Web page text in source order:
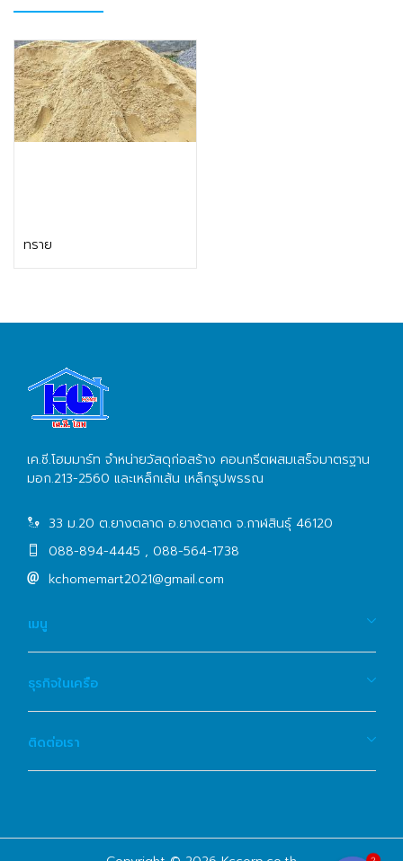
ทราย
เค.ซี.โฮมมาร์ท จำหน่ายวัสดุก่อสร้าง คอนกรีตผสมเสร็จมาตรฐาน
มอก.213-2560 และเหล็กเส้น เหล็กรูปพรรณ
33 ม.20 ต.ยางตลาด อ.ยางตลาด จ.กาฬสินธุ์ 46120
088-894-4445 , 088-564-1738
kchomemart2021@gmail.com
เมนู
ธุรกิจในเครือ
ติดต่อเรา